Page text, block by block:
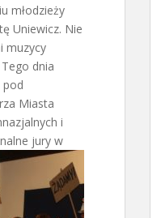
młodzieży
Uniewicz. Nie
muzycy
Tego dnia
pod
Miasta
i
jury w